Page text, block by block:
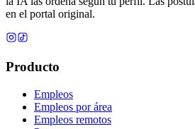
en el portal original.
Producto
Empleos
Empleos por área
Empleos remotos